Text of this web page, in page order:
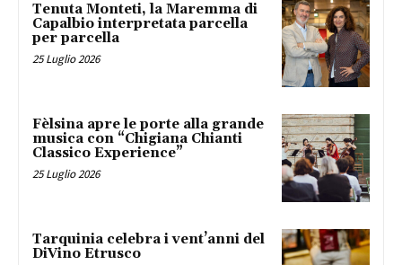
Tenuta Monteti, la Maremma di
Capalbio interpretata parcella
per parcella
25 Luglio 2026
Fèlsina apre le porte alla grande
musica con “Chigiana Chianti
Classico Experience”
25 Luglio 2026
Tarquinia celebra i vent’anni del
DiVino Etrusco